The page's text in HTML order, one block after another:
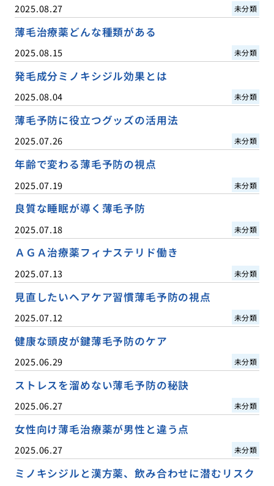
2025.08.27 未分類
薄毛治療薬どんな種類がある
2025.08.15 未分類
発毛成分ミノキシジル効果とは
2025.08.04 未分類
薄毛予防に役立つグッズの活用法
2025.07.26 未分類
年齢で変わる薄毛予防の視点
2025.07.19 未分類
良質な睡眠が導く薄毛予防
2025.07.18 未分類
ＡＧＡ治療薬フィナステリド働き
2025.07.13 未分類
見直したいヘアケア習慣薄毛予防の視点
2025.07.12 未分類
健康な頭皮が鍵薄毛予防のケア
2025.06.29 未分類
ストレスを溜めない薄毛予防の秘訣
2025.06.27 未分類
女性向け薄毛治療薬が男性と違う点
2025.06.27 未分類
ミノキシジルと漢方薬、飲み合わせに潜むリスク